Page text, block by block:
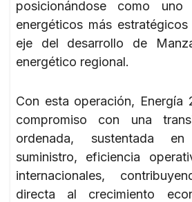
posicionándose como
energéticos más
eje del desarrollo de
energético regional.
Con esta operación, Energía
compromiso con una
ordenada, sustentada
suministro, eficiencia
internacionales,
directa al crecimiento